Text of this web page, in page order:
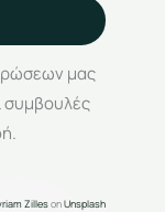
μας
συμβουλές
ZillesonUnsplash